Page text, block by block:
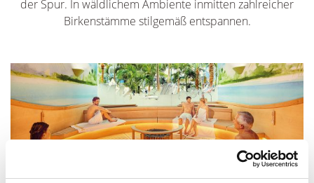
der Spur. In wäldlichem Ambiente inmitten zahlreicher
Birkenstämme stilgemäß entspannen.